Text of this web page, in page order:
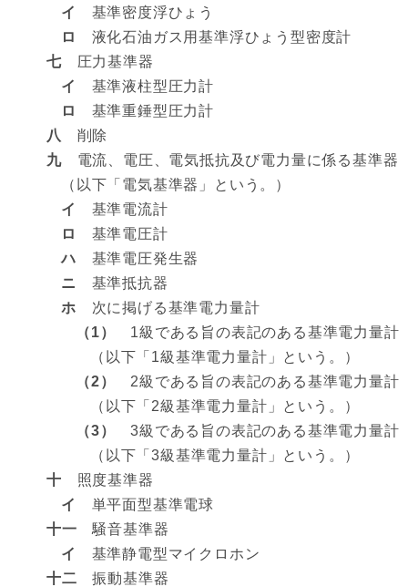
イ
基準密度浮ひょう
ロ
液化石油ガス用基準浮ひょう型密度計
七圧力基準器
イ
基準液柱型圧力計
ロ
基準重錘型圧力計
八
削除
九電流、電圧、電気抵抗及び電力量に係る基準器
（以下「電気基準器」という。）
イ
基準電流計
ロ
基準電圧計
ハ 基準電圧発生器
ニ
基準抵抗器
ホ 次に掲げる基準電力量計
（1）
1級である旨の表記のある基準電力量計
（以下「1級基準電力量計」という。）
（2）
2級である旨の表記のある基準電力量計
（以下「2級基準電力量計」という。）
（3）
3級である旨の表記のある基準電力量計
（以下「3級基準電力量計」という。）
十 照度基準器
イ
単平面型基準電球
十一 騒音基準器
イ
基準静電型マイクロホン
十二 振動基準器